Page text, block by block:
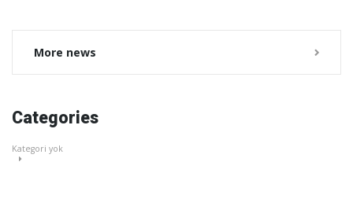
More news
Categories
Kategori yok